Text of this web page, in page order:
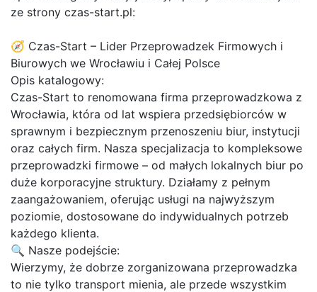
ze strony czas-start.pl:
🧭 Czas-Start – Lider Przeprowadzek Firmowych i
Biurowych we Wrocławiu i Całej Polsce
Opis katalogowy:
Czas-Start to renomowana firma przeprowadzkowa z
Wrocławia, która od lat wspiera przedsiębiorców w
sprawnym i bezpiecznym przenoszeniu biur, instytucji
oraz całych firm. Nasza specjalizacja to kompleksowe
przeprowadzki firmowe – od małych lokalnych biur po
duże korporacyjne struktury. Działamy z pełnym
zaangażowaniem, oferując usługi na najwyższym
poziomie, dostosowane do indywidualnych potrzeb
każdego klienta.
🔍 Nasze podejście:
Wierzymy, że dobrze zorganizowana przeprowadzka
to nie tylko transport mienia, ale przede wszystkim